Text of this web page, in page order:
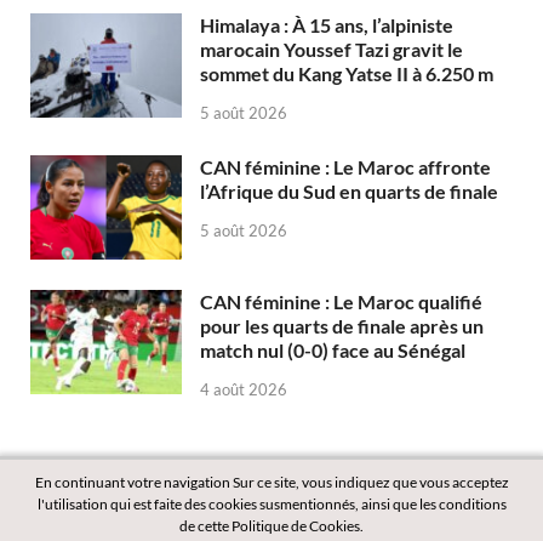
Himalaya : À 15 ans, l’alpiniste
marocain Youssef Tazi gravit le
sommet du Kang Yatse II à 6.250 m
5 août 2026
CAN féminine : Le Maroc affronte
l’Afrique du Sud en quarts de finale
5 août 2026
CAN féminine : Le Maroc qualifié
pour les quarts de finale après un
match nul (0-0) face au Sénégal
4 août 2026
En continuant votre navigation Sur ce site, vous indiquez que vous acceptez
l'utilisation qui est faite des cookies susmentionnés, ainsi que les conditions
de cette Politique de Cookies.